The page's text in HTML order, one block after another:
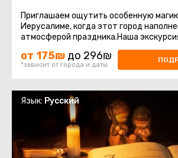
Приглашаем ощутить особенную
Иерусалиме, когда этот город
атмосферой праздника.Наша
самые значимые места этого ...
от 175₪ до 296₪
*зависит от города и даты
Язык: Русский